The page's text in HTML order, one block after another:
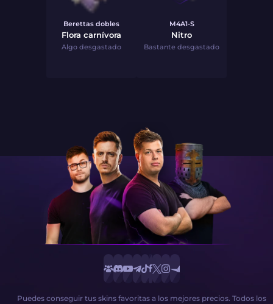
Berettas dobles
Flora carnívora
Algo desgastado
M4A1-S
Nitro
Bastante desgastado
Puedes conseguir tus skins favoritas a los mejores precios. Todos los